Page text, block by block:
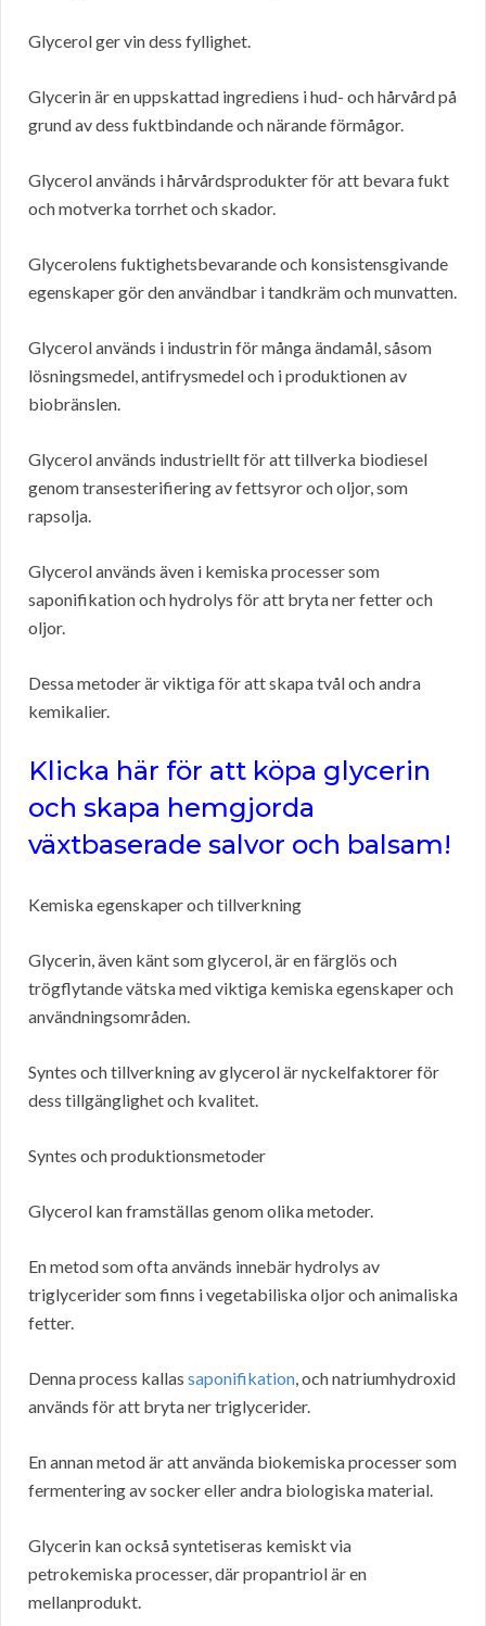
Glycerol ger vin dess fyllighet.
Glycerin är en uppskattad ingrediens i hud- och hårvård på
grund av dess fuktbindande och närande förmågor.
Glycerol används i hårvårdsprodukter för att bevara fukt
och motverka torrhet och skador.
Glycerolens fuktighetsbevarande och konsistensgivande
egenskaper gör den användbar i tandkräm och munvatten.
Glycerol används i industrin för många ändamål, såsom
lösningsmedel, antifrysmedel och i produktionen av
biobränslen.
Glycerol används industriellt för att tillverka biodiesel
genom transesterifiering av fettsyror och oljor, som
rapsolja.
Glycerol används även i kemiska processer som
saponifikation och hydrolys för att bryta ner fetter och
oljor.
Dessa metoder är viktiga för att skapa tvål och andra
kemikalier.
Klicka här för att köpa glycerin
och skapa hemgjorda
växtbaserade salvor och balsam!
Kemiska egenskaper och tillverkning
Glycerin, även känt som glycerol, är en färglös och
trögflytande vätska med viktiga kemiska egenskaper och
användningsområden.
Syntes och tillverkning av glycerol är nyckelfaktorer för
dess tillgänglighet och kvalitet.
Syntes och produktionsmetoder
Glycerol kan framställas genom olika metoder.
En metod som ofta används innebär hydrolys av
triglycerider som finns i vegetabiliska oljor och animaliska
fetter.
Denna process kallas saponifikation, och natriumhydroxid
används för att bryta ner triglycerider.
En annan metod är att använda biokemiska processer som
fermentering av socker eller andra biologiska material.
Glycerin kan också syntetiseras kemiskt via
petrokemiska processer, där propantriol är en
mellanprodukt.